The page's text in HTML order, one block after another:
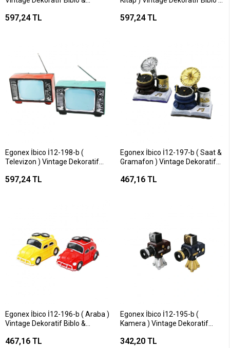
)*24
597,24 TL
Reçine )*48
597,24 TL
Egonex İbico İ12-198-b (
Televizon ) Vintage Dekoratif
17x11x10.5cm ) ( Reçine )*48
597,24 TL
Egonex İbico İ12-197-b ( Saat &
Gramafon ) Vintage Dekoratif
13x12x8.5cm ) ( Reçine )*72
467,16 TL
Egonex İbico İ12-196-b ( Araba )
Vintage Dekoratif Biblo &
Reçine )*72
467,16 TL
Egonex İbico İ12-195-b (
Kamera ) Vintage Dekoratif
Reçine )*120
342,20 TL